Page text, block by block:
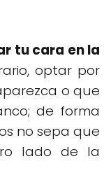
tu cara en la
optar por
o que
de forma
no sepa que
lado de la